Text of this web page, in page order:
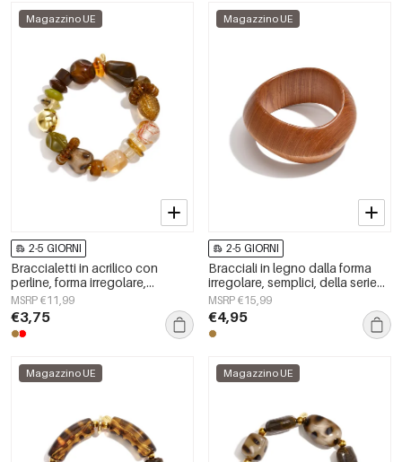
Magazzino UE
2-5 GIORNI
Braccialetti in acrilico con
perline, forma irregolare,
semplici, per tutti i giorni, serie
Simple, gioielli da donna
MSRP €11,99
€3,75
Magazzino UE
2-5 GIORNI
Bracciali in legno dalla forma
irregolare, semplici, della serie
Simple, per tutti i giorni, gioielli
da donna.
MSRP €15,99
€4,95
Magazzino UE Magazzino UE